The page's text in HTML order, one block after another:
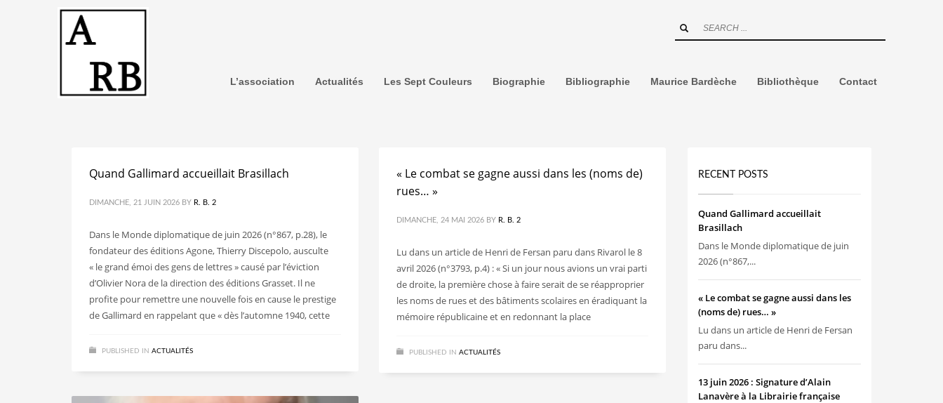
L’association Actualités Les Sept Couleurs Biographie Bibliographie Maurice Bardèche Bibliothèque Contact
Quand Gallimard accueillait Brasillach
DIMANCHE, 21 JUIN 2026 BY R. B. 2
Dans le Monde diplomatique de juin 2026 (n°867, p.28), le
fondateur des éditions Agone, Thierry Discepolo, ausculte
« le grand émoi des gens de lettres » causé par l’éviction
d’Olivier Nora de la direction des éditions Grasset. Il ne
profite pour remettre une nouvelle fois en cause le prestige
de Gallimard en rappelant que « dès l’automne 1940, cette
PUBLISHED IN ACTUALITÉS
« Le combat se gagne aussi dans les (noms de)
rues… »
DIMANCHE, 24 MAI 2026 BY R. B. 2
Lu dans un article de Henri de Fersan paru dans Rivarol le 8
avril 2026 (n°3793, p.4) : « Si un jour nous avions un vrai parti
de droite, la première chose à faire serait de se réapproprier
les noms de rues et des bâtiments scolaires en éradiquant la
mémoire républicaine et en redonnant la place
PUBLISHED IN ACTUALITÉS
RECENT POSTS
Quand Gallimard accueillait
Brasillach
Dans le Monde diplomatique de juin
2026 (n°867,...
« Le combat se gagne aussi dans les
(noms de) rues… »
Lu dans un article de Henri de Fersan
paru dans...
13 juin 2026 : Signature d’Alain
Lanavère à la Librairie française